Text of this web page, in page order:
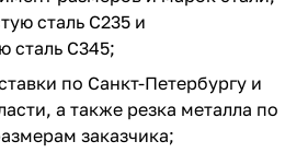
сталь С235 и
сталь С345;
по Санкт-Петербургу и
а также резка металла по
заказчика;